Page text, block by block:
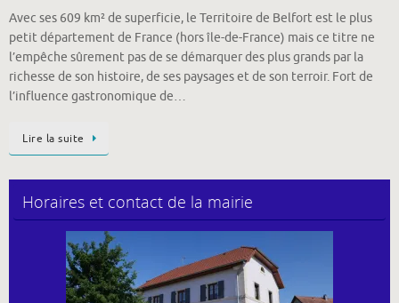
Avec ses 609 km² de superficie, le Territoire de Belfort est le plus
petit département de France (hors île-de-France) mais ce titre ne
l’empêche sûrement pas de se démarquer des plus grands par la
richesse de son histoire, de ses paysages et de son terroir. Fort de
l’influence gastronomique de…
Lire la suite
Horaires et contact de la mairie